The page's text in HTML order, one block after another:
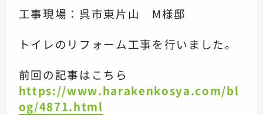
工事現場：呉市東片山 M様邸
トイレの リフォーム工事を行いました。
前回の記事はこちら
https://www.harakenkosya.com/bl
og/4871.html